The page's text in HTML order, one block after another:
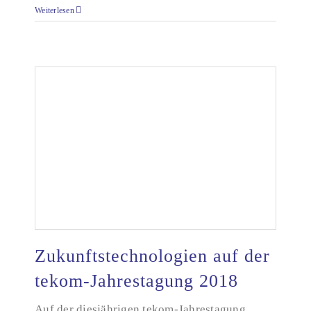
Weiterlesen
Zukunftstechnologien auf der tekom-Jahrestagung
Zukunftstechnologien auf der
tekom-Jahrestagung 2018